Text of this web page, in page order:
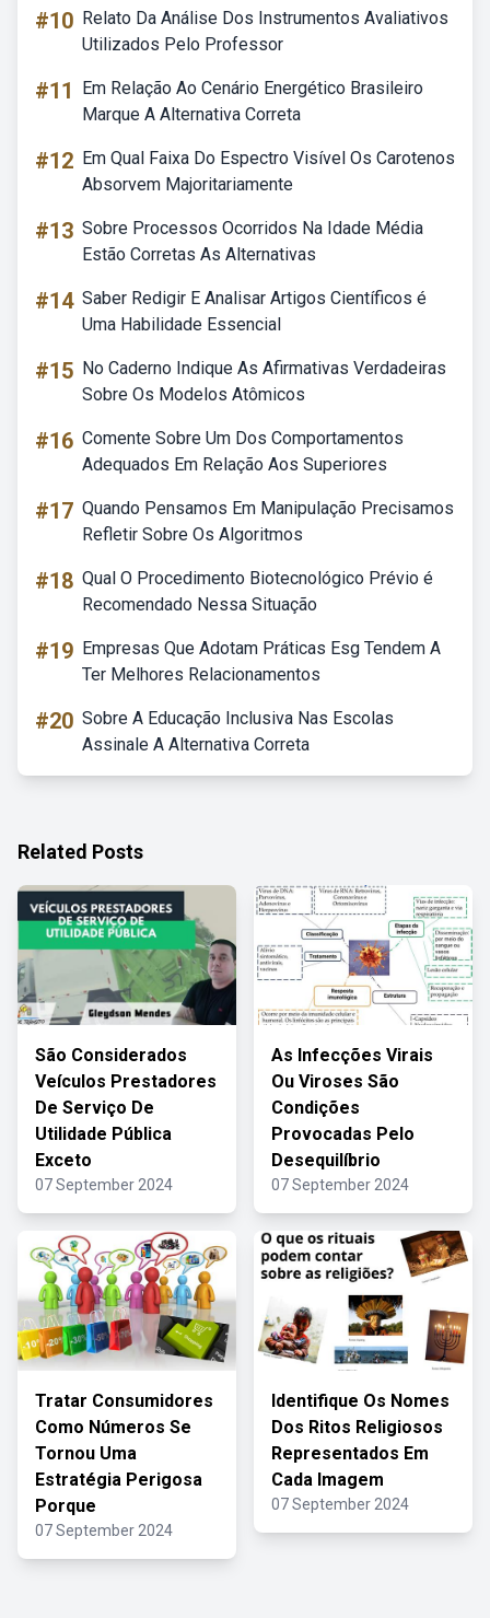
#10 Relato Da Análise Dos Instrumentos Avaliativos
Utilizados Pelo Professor
#11
Em Relação Ao Cenário Energético Brasileiro
Marque A Alternativa Correta
#12 Em Qual Faixa Do Espectro Visível Os Carotenos
Absorvem Majoritariamente
#13 Sobre Processos Ocorridos Na Idade Média
Estão Corretas As Alternativas
#14 Saber Redigir E Analisar Artigos Científicos é
Uma Habilidade Essencial
#15 No Caderno Indique As Afirmativas Verdadeiras
Sobre Os Modelos Atômicos
#16 Comente Sobre Um Dos Comportamentos
Adequados Em Relação Aos Superiores
#17 Quando Pensamos Em Manipulação Precisamos
Refletir Sobre Os Algoritmos
#18 Qual O Procedimento Biotecnológico Prévio é
Recomendado Nessa Situação
#19 Empresas Que Adotam Práticas Esg Tendem A
Ter Melhores Relacionamentos
#20 Sobre A Educação Inclusiva Nas Escolas
Assinale A Alternativa Correta
Related Posts
São Considerados
Veículos Prestadores
De Serviço De
Utilidade Pública
Exceto
07 September 2024
As Infecções Virais
Ou Viroses São
Condições
Provocadas Pelo
Desequilíbrio
07 September 2024
Tratar Consumidores
Como Números Se
Tornou Uma
Estratégia Perigosa
Porque
07 September 2024
Identifique Os Nomes
Dos Ritos Religiosos
Representados Em
Cada Imagem
07 September 2024